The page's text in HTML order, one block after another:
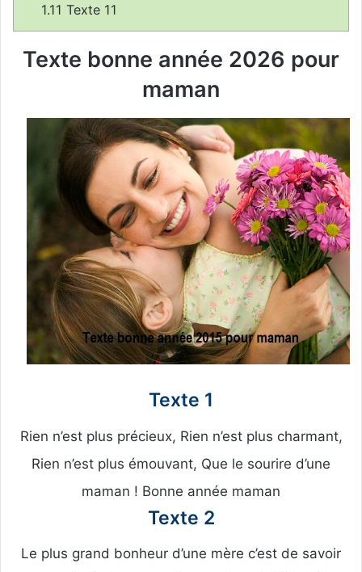
1.11 Texte 11
Texte bonne année 2026 pour
maman
Texte 1
Rien n’est plus précieux, Rien n’est plus charmant,
Rien n’est plus émouvant, Que le sourire d’une
maman ! Bonne année maman
Texte 2
Le plus grand bonheur d’une mère c’est de savoir